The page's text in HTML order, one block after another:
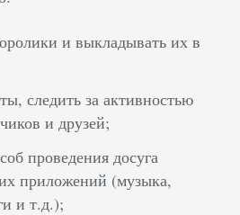
и выкладывать их в
следить за активностью
и друзей;
проведения досуга
приложений (музыка,
и т.д.);